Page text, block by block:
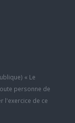
« Le
personne de
l'exercice de ce